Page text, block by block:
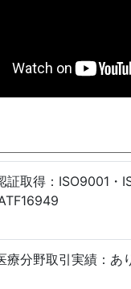
証取得：ISO9001・
療分野取引実績：あ